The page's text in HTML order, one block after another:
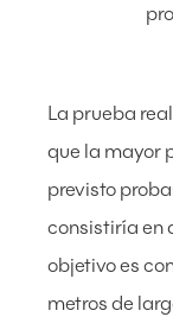
La prueba
que la mayor
previsto
consistiría en
objetivo es
metros de